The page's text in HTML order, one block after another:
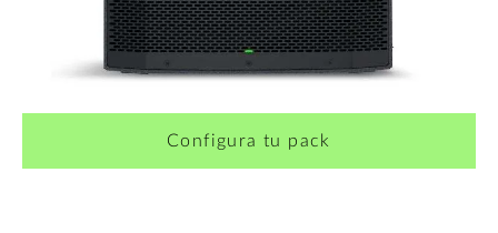
¿Quieres crearte tu propio pack?
Configura tu pack